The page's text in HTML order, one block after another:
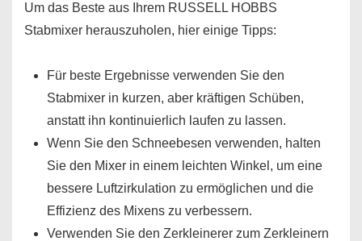
Um das Beste aus Ihrem RUSSELL HOBBS
Stabmixer herauszuholen, hier einige Tipps:
Für beste Ergebnisse verwenden Sie den
Stabmixer in kurzen, aber kräftigen Schüben,
anstatt ihn kontinuierlich laufen zu lassen.
Wenn Sie den Schneebesen verwenden, halten
Sie den Mixer in einem leichten Winkel, um eine
bessere Luftzirkulation zu ermöglichen und die
Effizienz des Mixens zu verbessern.
Verwenden Sie den Zerkleinerer zum Zerkleinern